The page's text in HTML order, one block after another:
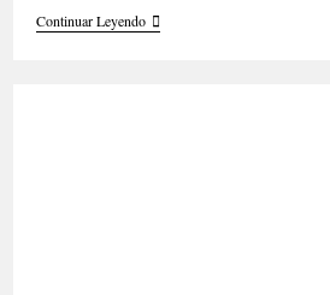
Continuar Leyendo7
Estrategias